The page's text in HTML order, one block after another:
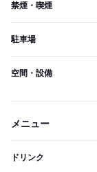
禁煙・喫煙
駐車場
空間・設備
メニュー
ドリンク